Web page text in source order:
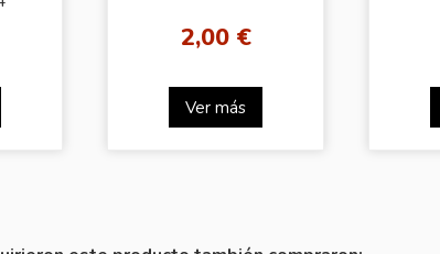
2,00 €
Ver más